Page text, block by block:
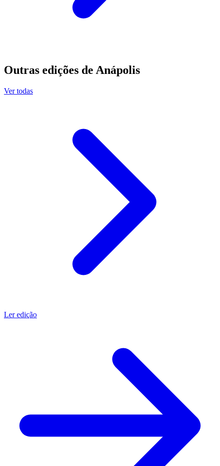
Outras edições de Anápolis
Ver todas
Ler edição